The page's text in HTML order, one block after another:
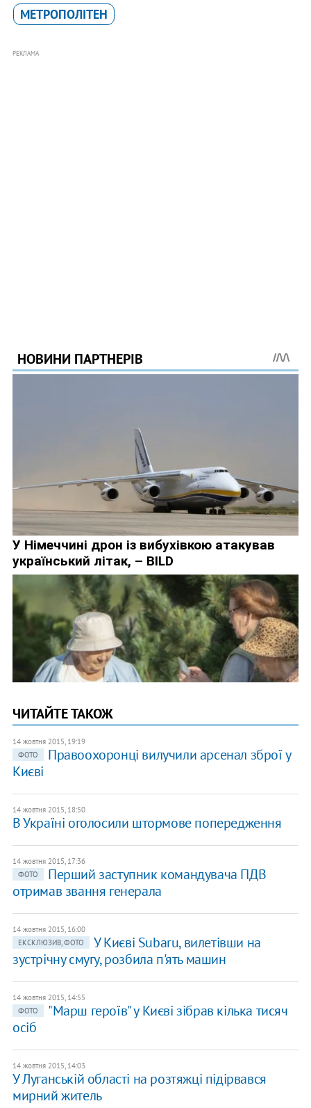
МЕТРОПОЛІТЕН
РЕКЛАМА
ЧИТАЙТЕ ТАКОЖ
14 жовтня 2015, 19:19
ФОТО
Правоохоронці вилучили арсенал зброї у
Києві
14 жовтня 2015, 18:50
В Україні оголосили штормове попередження
14 жовтня 2015, 17:36
ФОТО
Перший заступник командувача ПДВ
отримав звання генерала
14 жовтня 2015, 16:00
ЕКСКЛЮЗИВ, ФОТО
У Києві Subaru, вилетівши на
зустрічну смугу, розбила п'ять машин
14 жовтня 2015, 14:55
ФОТО
"Марш героїв" у Києві зібрав кілька тисяч
осіб
14 жовтня 2015, 14:03
У Луганській області на розтяжці підірвався
мирний житель